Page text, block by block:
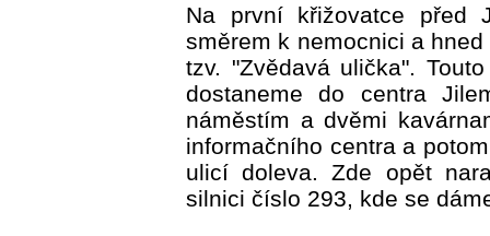
Na první křižovatce před
směrem k nemocnici a
tzv. "Zvědavá ulička".
dostaneme do centra
náměstím a dvěmi
informačního centra a
ulicí doleva. Zde opět
silnici číslo 293, kde se